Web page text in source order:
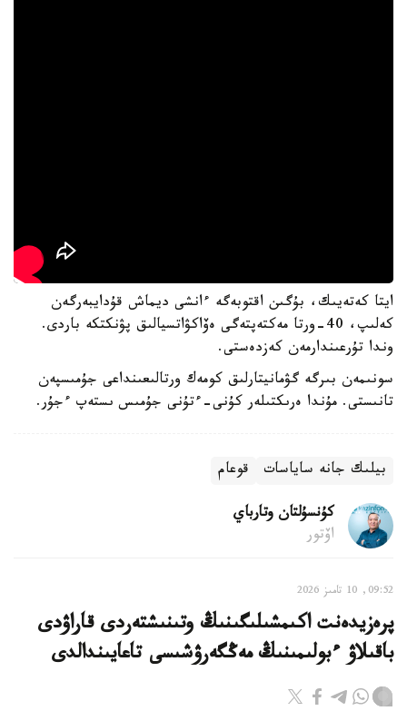
ايتا كەتەيىك، بۇگىن اقتوبەگە ءانشى ديماش قۇدايبەرگەن
كەلىپ، 40-ورتا مەكتەپتەگى ەۆاكۋاتسيالىق پۋنكتكە باردى.
وندا تۇرعىندارمەن كەزدەستى.
سونىمەن بىرگە گۋمانيتارلىق كومەك ورتالىعىنداعى جۇمىسپەن
تانىستى. مۇندا ەرىكتىلەر كۇنى-ءتۇنى جۇمىس ىستەپ ءجۇر.
بيلىك جانە ساياسات قوعام
كۇنسۇلتان وتارباي
اۆتور
09:52, 10 تامىز 2026
پرەزيدەنت اكىمشىلىگىنىڭ وتىنىشتەردى قاراۋدى
باقىلاۋ ءبولىمىنىڭ مەڭگەرۋشىسى تاعايىندالدى